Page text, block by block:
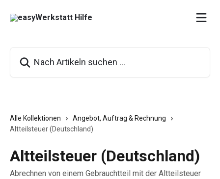
Alle Kollektionen
Angebot, Auftrag & Rechnung
Altteilsteuer (Deutschland)
Altteilsteuer (Deutschland)
Abrechnen von einem Gebrauchtteil mit der Altteilsteuer